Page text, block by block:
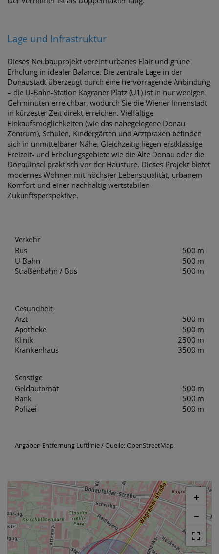
Lage und Infrastruktur
Dieses Neubauprojekt vereint urbanes Flair und grüne
Erholung in idealer Balance. Die zentrale Lage in der
Donaustadt überzeugt durch eine hervorragende Anbindung
– die U-Bahn-Station Kagraner Platz (U1) ist in nur wenigen
Gehminuten erreichbar, wodurch Sie die Wiener Innenstadt
in kürzester Zeit direkt erreichen. Vielfältige
Einkaufsmöglichkeiten (wie das nahegelegene Donau
Zentrum), Schulen, Kindergärten und Arztpraxen befinden
sich in unmittelbarer Nähe. Gleichzeitig liegen erstklassige
Freizeit- und Erholungsgebiete wie die Alte Donau oder die
Donauinsel praktisch vor der Haustüre. Dieses Projekt bietet
modernes Wohnen mit höchster Lebensqualität, urbanem
Komfort und einer nachhaltig wertstabilen
Zukunftsperspektive.
Verkehr
Bus
500 m
U-Bahn
500 m
Straßenbahn / Bus
500 m
Gesundheit
Arzt
500 m
Apotheke
500 m
Klinik
2500 m
Krankenhaus
3500 m
Sonstige
Geldautomat
500 m
Bank
500 m
Polizei
500 m
Angaben Entfernung Luftlinie / Quelle: OpenStreetMap
+
−